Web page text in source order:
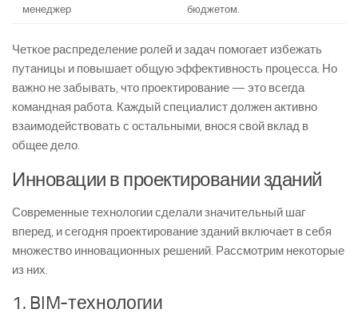
менеджер
бюджетом.
Четкое распределение ролей и задач помогает избежать
путаницы и повышает общую эффективность процесса. Но
важно не забывать, что проектирование — это всегда
командная работа. Каждый специалист должен активно
взаимодействовать с остальными, внося свой вклад в
общее дело.
Инновации в проектировании зданий
Современные технологии сделали значительный шаг
вперед, и сегодня проектирование зданий включает в себя
множество инновационных решений. Рассмотрим некоторые
из них.
1. BIM-технологии